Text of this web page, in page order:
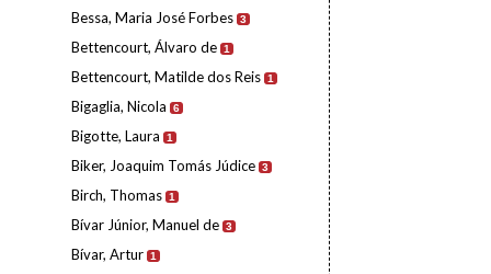
Bessa, Maria José Forbes 3
Bettencourt, Álvaro de 1
Bettencourt, Matilde dos Reis 1
Bigaglia, Nicola 6
Bigotte, Laura 1
Biker, Joaquim Tomás Júdice 3
Birch, Thomas 1
Bívar Júnior, Manuel de 3
Bívar, Artur 1